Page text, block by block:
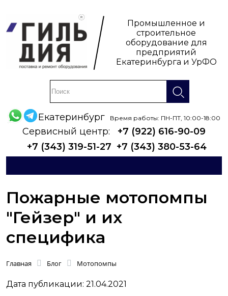
Промышленное и
строительное
оборудование для
предприятий
Екатеринбурга и УрФО
Екатеринбург Время работы: ПН-ПТ, 10:00-18:00
Сервисный центр:
+7 (922) 616-90-09
+7 (343) 319-51-27 +7 (343) 380-53-64
Пожарные мотопомпы
"Гейзер" и их
специфика
Главная Блог Мотопомпы
Дата публикации: 21.04.2021